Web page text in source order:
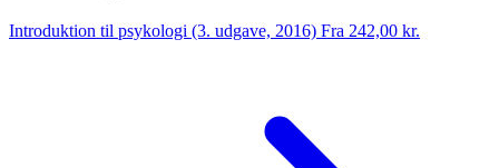
Introduktion til psykologi (3. udgave, 2016) Fra 242,00 kr.